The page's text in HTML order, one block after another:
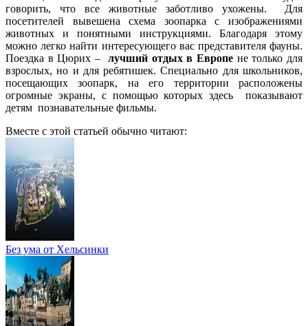
говорить, что все животные заботливо ухожены. Для
посетителей вывешена схема зоопарка с изображениями
животных и понятными инструкциями. Благодаря этому
можно легко найти интересующего вас представителя фауны.
Поездка в Цюрих –лучший отдых в Европе не только для
взрослых, но и для ребятишек. Специально для школьников,
посещающих зоопарк, на его территории расположены
огромные экраны, с помощью которых здесь показывают
детям познавательные фильмы.
Вместе с этой статьей обычно читают:
Без ума от Хельсинки